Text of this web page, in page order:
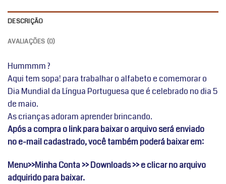
DESCRIÇÃO
AVALIAÇÕES (0)
Hummmm ?
Aqui tem sopa! para trabalhar o alfabeto e comemorar o
Dia Mundial da Língua Portuguesa que é celebrado no dia 5
de maio.
As crianças adoram aprender brincando.
Após a compra o link para baixar o arquivo será enviado
noe-mail cadastrado, você também poderá baixar em:
Menu>>Minha Conta >> Downloads >> e clicar no arquivo
adquirido para baixar.